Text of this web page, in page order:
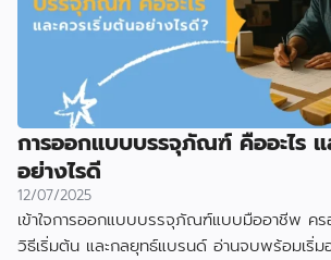
การออกแบบบรรจุภัณฑ์ คืออะไร แ
อย่างไรดี
12/07/2025
เข้าใจการออกแบบบรรจุภัณฑ์แบบมืออาชีพ ค
วิธีเริ่มต้น และกลยุทธ์แบรนด์ อ่านจบพร้อมเริ่